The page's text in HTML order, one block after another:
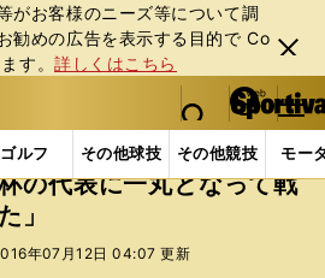
がお客様のニーズ等について調
勧めの広告を表⽰する⽬的で Co
す。詳しくはこちら
閉じ
る
web Sportiva (webスポルティーバ)
検索
マイペ
ー
ジ
メニュ
ゴルフ その他球技 その他競技 モー
Jリーグ他 Jリーグ 豊田陽
の代表に一丸となって戦
」
年07月12日 04:07 更新